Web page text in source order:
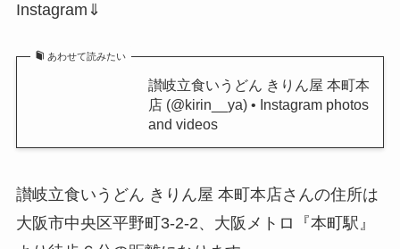
Instagram⇓
あわせて読みたい
讃岐立食いうどん きりん屋 本町本
店 (@kirin__ya) • Instagram photos
and videos
讃岐立食いうどん きりん屋 本町本店さんの住所は
大阪市中央区平野町3-2-2、大阪メトロ『本町駅』